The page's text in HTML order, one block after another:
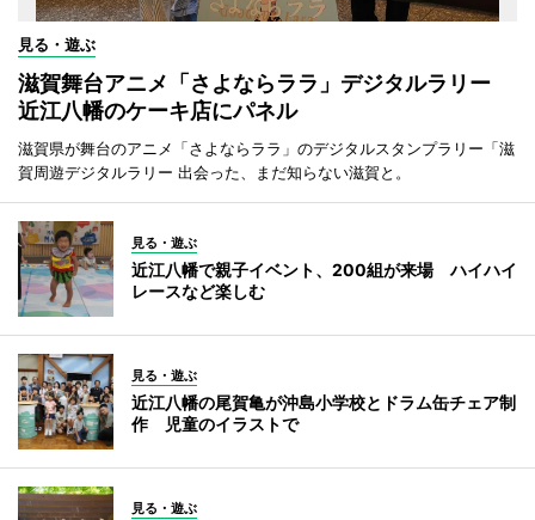
見る・遊ぶ
滋賀舞台アニメ「さよならララ」デジタルラリー
近江八幡のケーキ店にパネル
滋賀県が舞台のアニメ「さよならララ」のデジタルスタンプラリー「滋
賀周遊デジタルラリー 出会った、まだ知らない滋賀と。
見る・遊ぶ
近江八幡で親子イベント、200組が来場 ハイハイ
レースなど楽しむ
見る・遊ぶ
近江八幡の尾賀亀が沖島小学校とドラム缶チェア制
作 児童のイラストで
見る・遊ぶ